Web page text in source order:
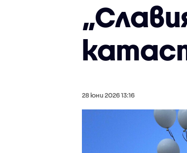
28 юни 2026 13:16